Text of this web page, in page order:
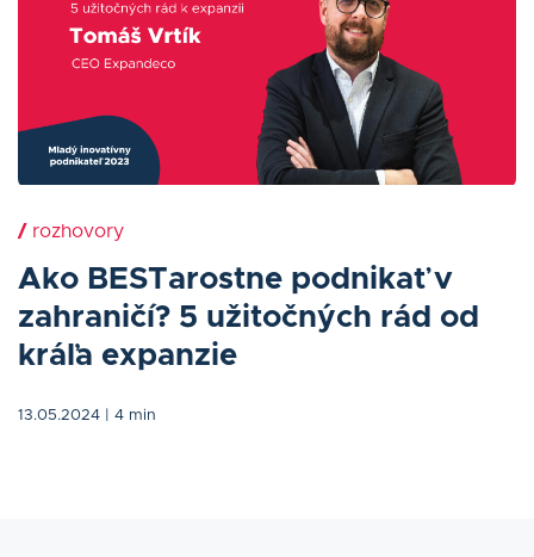
/ rozhovory
Ako BESTarostne podnikať v
zahraničí? 5 užitočných rád od
kráľa expanzie
13.05.2024 | 4 min